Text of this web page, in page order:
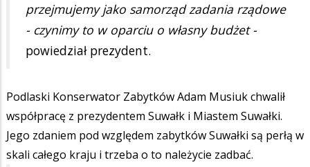
przejmujemy jako samorząd zadania rządowe
- czynimy to w oparciu o własny budżet -
powiedział prezydent.
Podlaski Konserwator Zabytków Adam Musiuk chwalił
współpracę z prezydentem Suwałk i Miastem Suwałki.
Jego zdaniem pod względem zabytków Suwałki są perłą w
skali całego kraju i trzeba o to należycie zadbać.